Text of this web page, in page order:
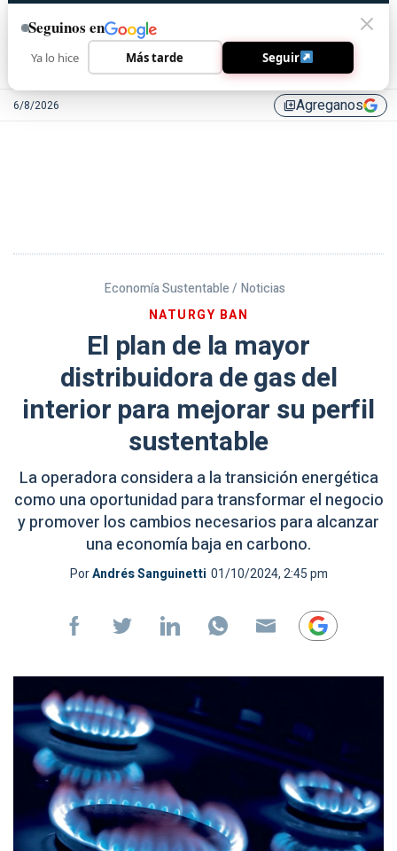
6/8/2026 library_addAgreganos
Economía Sustentable / Noticias
NATURGY BAN
El plan de la mayor
distribuidora de gas del
interior para mejorar su perfil
sustentable
La operadora considera a la transición energética
como una oportunidad para transformar el negocio
y promover los cambios necesarios para alcanzar
una economía baja en carbono.
PorAndrés Sanguinetti 01/10/2024, 2:45 pm
Seguinos en
Ya lo hice Más tarde Seguir